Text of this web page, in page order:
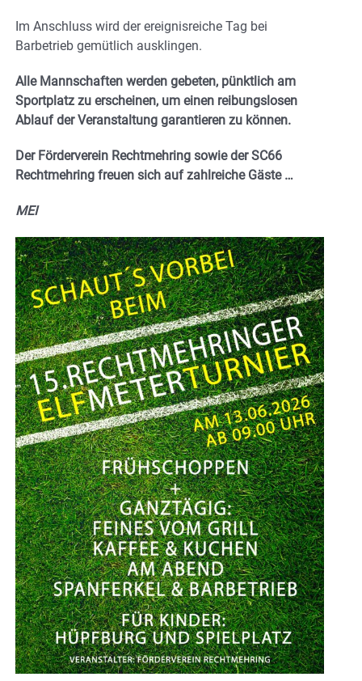
Im Anschluss wird der ereignisreiche Tag bei
Barbetrieb gemütlich ausklingen.
Alle Mannschaften werden gebeten, pünktlich am
Sportplatz zu erscheinen, um einen reibungslosen
Ablauf der Veranstaltung garantieren zu können.
Der Förderverein Rechtmehring sowie der SC66
Rechtmehring freuen sich auf zahlreiche Gäste …
MEI